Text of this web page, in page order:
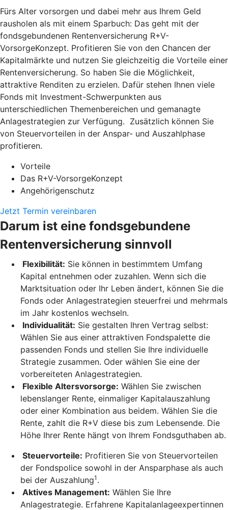
Fürs Alter vorsorgen und dabei mehr aus Ihrem Geld
rausholen als mit einem Sparbuch: Das geht mit der
fondsgebundenen Rentenversicherung R+V-
VorsorgeKonzept. Profitieren Sie von den Chancen der
Kapitalmärkte und nutzen Sie gleichzeitig die Vorteile einer
Rentenversicherung. So haben Sie die Möglichkeit,
attraktive Renditen zu erzielen. Dafür stehen Ihnen viele
Fonds mit Investment-Schwerpunkten aus
unterschiedlichen Themenbereichen und gemanagte
Anlagestrategien zur Verfügung. Zusätzlich können Sie
von Steuervorteilen in der Anspar- und Auszahlphase
profitieren.
Vorteile
Das R+V-VorsorgeKonzept
Angehörigenschutz
Jetzt Termin vereinbaren
Darum ist eine fondsgebundene
Rentenversicherung sinnvoll
Flexibilität: Sie können in bestimmtem Umfang
Kapital entnehmen oder zuzahlen. Wenn sich die
Marktsituation oder Ihr Leben ändert, können Sie die
Fonds oder Anlagestrategien steuerfrei und mehrmals
im Jahr kostenlos wechseln.
Individualität: Sie gestalten Ihren Vertrag selbst:
Wählen Sie aus einer attraktiven Fondspalette die
passenden Fonds und stellen Sie Ihre individuelle
Strategie zusammen. Oder wählen Sie eine der
vorbereiteten Anlagestrategien.
Flexible Altersvorsorge: Wählen Sie zwischen
lebenslanger Rente, einmaliger Kapitalauszahlung
oder einer Kombination aus beidem. Wählen Sie die
Rente, zahlt die R+V diese bis zum Lebensende. Die
Höhe Ihrer Rente hängt von Ihrem Fondsguthaben ab.
Steuervorteile: Profitieren Sie von Steuervorteilen
der Fondspolice sowohl in der Ansparphase als auch
bei der Auszahlung1 .
Aktives Management: Wählen Sie Ihre
Anlagestrategie. Erfahrene Kapitalanlageexpertinnen